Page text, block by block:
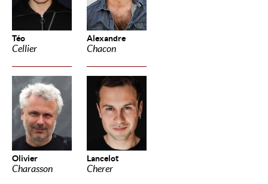
Téo
Cellier
Alexandre
Chacon
Olivier
Charasson
Lancelot
Cherer